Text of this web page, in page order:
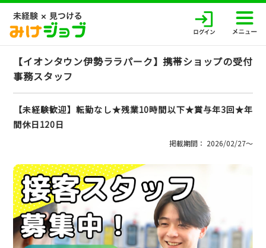
【イオンタウン伊勢ララパーク】携帯ショップの受付
事務スタッフ
【未経験歓迎】転勤なし★残業10時間以下★賞与年3回★年
間休日120日
掲載期間： 2026/02/27〜